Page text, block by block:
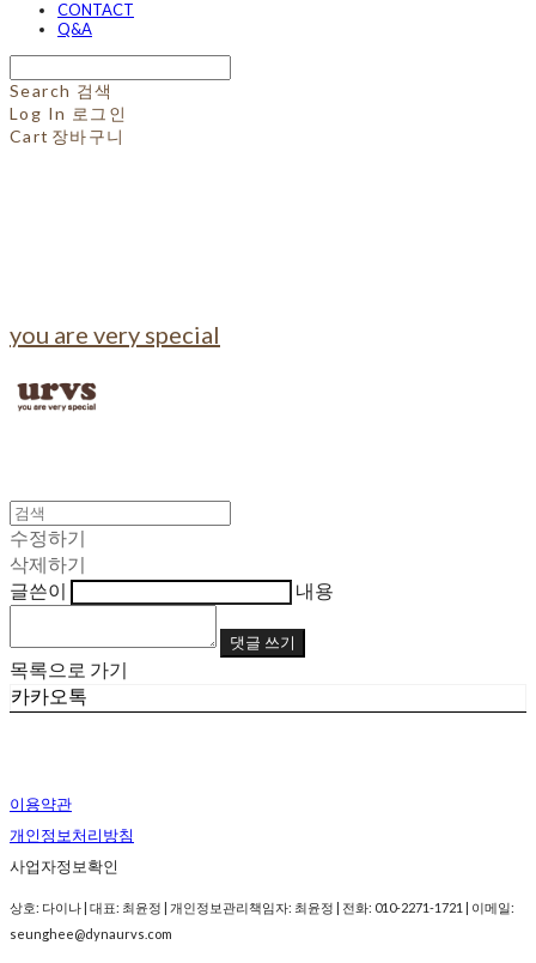
CONTACT
Q&A
Search 검색
Log In 로그인
Cart 장바구니
you are very special
수정하기
삭제하기
글쓴이
내용
댓글 쓰기
목록으로 가기
카카오톡
이용약관
개인정보처리방침
사업자정보확인
상호: 다이나 | 대표: 최윤정 | 개인정보관리책임자: 최윤정 | 전화: 010-2271-1721 | 이메일:
seunghee@dynaurvs.com